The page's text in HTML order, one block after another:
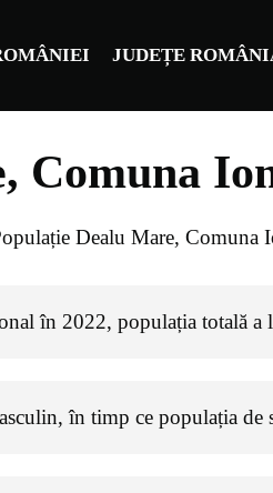
JUDEȚE
Comuna
Dealu Mare, Comuna
în 2022, populația totală a
în timp ce populația de